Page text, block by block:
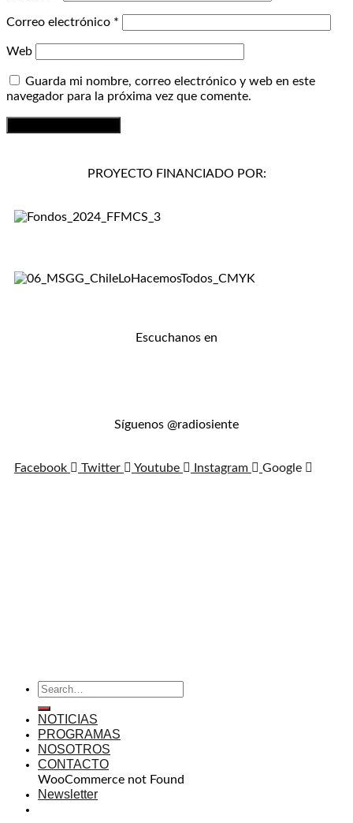
Correo electrónico *
Web
Guarda mi nombre, correo electrónico y web en este
navegador para la próxima vez que comente.
PROYECTO FINANCIADO POR:
Escuchanos en
Síguenos @radiosiente
Facebook Twitter Youtube Instagram Google
NOTICIAS
PROGRAMAS
NOSOTROS
CONTACTO
WooCommerce not Found
Newsletter